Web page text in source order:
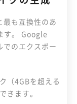
最も互換性のあ
す。 Google
でのエクスポー
（4GBを超える
きます。